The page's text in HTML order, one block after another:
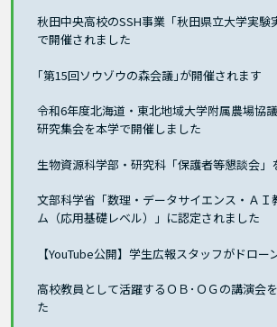
秋田中央高校のSSH事業「秋田県立大学実験
で開催されました
｢第15回ソウゾウの森会議｣が開催されます
令和6年度北海道・東北地域大学附属農場協
研究集会を本学で開催しました
生物資源科学部・研究科「保護者等懇談会」
文部科学省「数理・データサイエンス・ＡＩ
ム（応用基礎レベル）」に認定されました
【YouTube公開】学生広報スタッフがドロー
高校教員として活躍するＯＢ･ＯＧの講演会
た